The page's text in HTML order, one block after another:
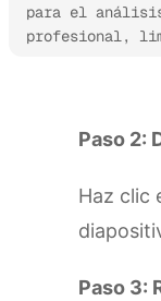
para el
profesional,
Paso 2:
Haz clic
Paso 3: